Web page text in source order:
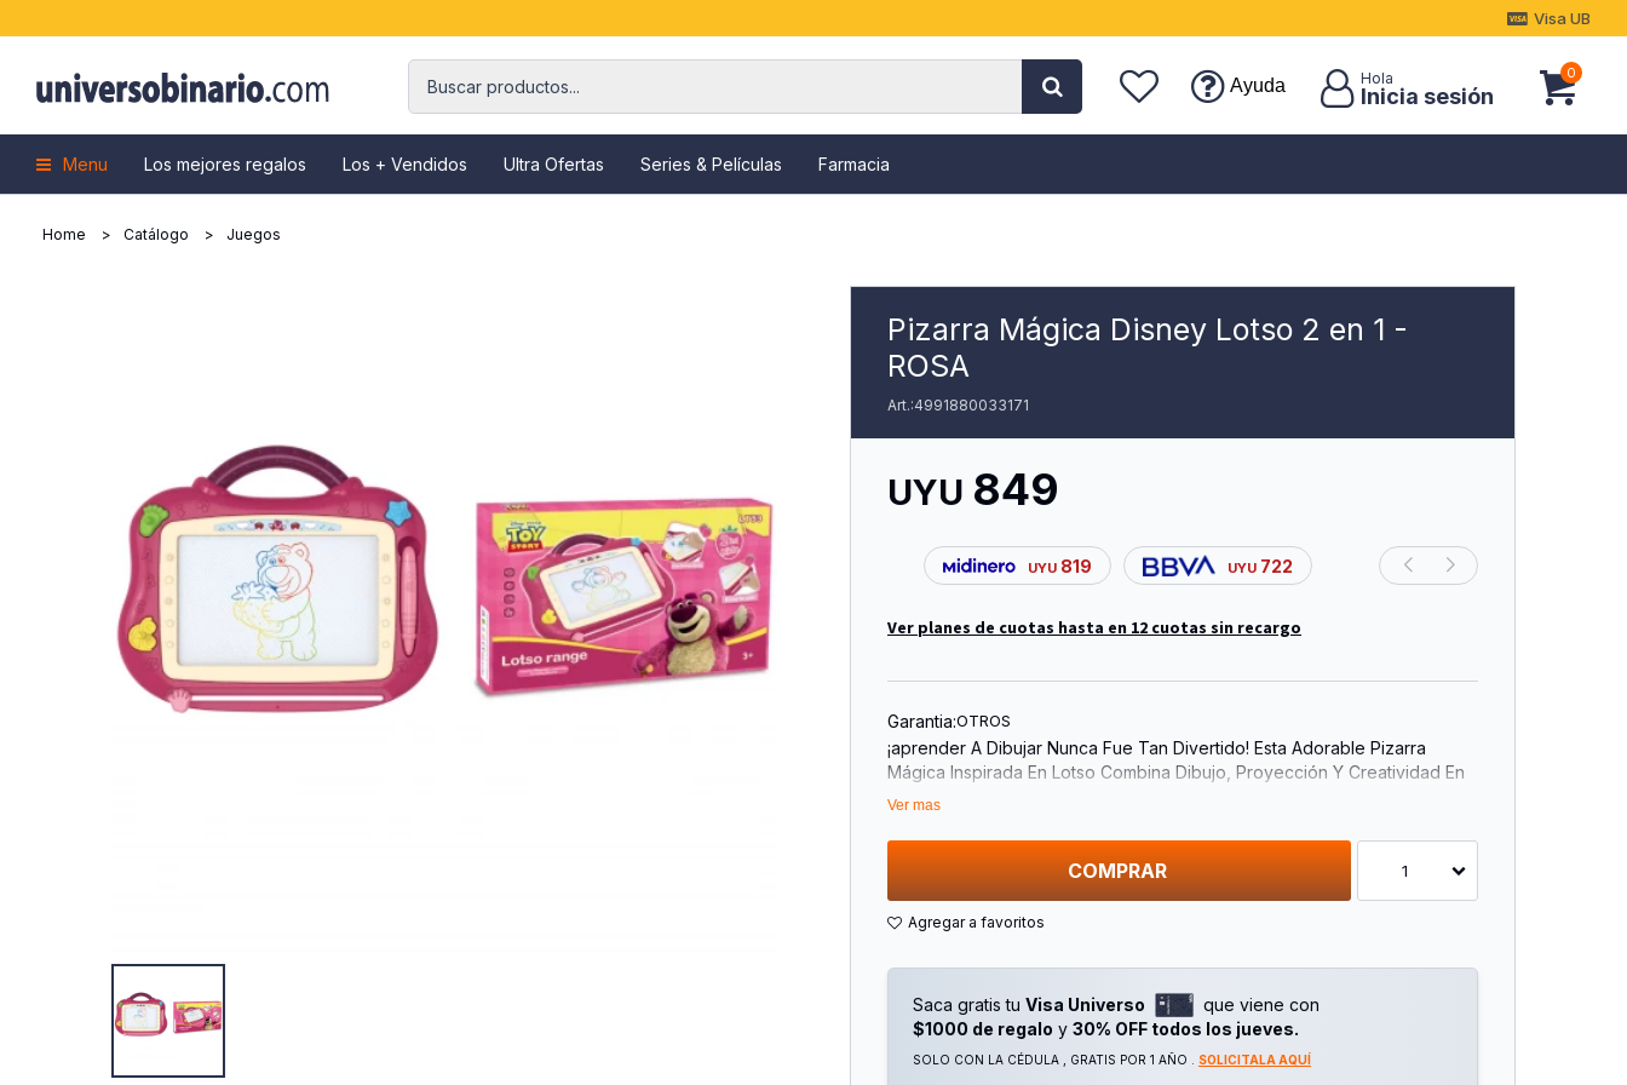
Menu Los mejores regalos Los + Vendidos Ultra Ofertas Series & Películas Farmacia
Ayuda
0
Visa UB
Home Catálogo Juegos
Pizarra Mágica Disney Lotso 2 en 1 -
ROSA
4991880033171
UYU 849
UYU 819 UYU 722
Ver planes de cuotas hasta en 12 cuotas sin recargo
Garantia:OTROS
¡aprender A Dibujar Nunca Fue Tan Divertido! Esta Adorable Pizarra
Mágica Inspirada En Lotso Combina Dibujo, Proyección Y Creatividad En
Un Solo Juguete Ideal Para Los Más Pequeños.
Gracias A Su Sistema 2 En 1 Con Proyector, Los Niños Pueden Proyectar
Imágenes Y Copiarlas Fácilmente, Estimulando La Imaginación, La
Personajes Favoritos De Disney.
Incluye 6 Diapositivas Para Proyectar Distintos Dibujos Y Crear Una
Experiencia Interactiva Y Entretenida. Su Diseño Portátil Con Manija
Permite Llevarla A Todos Lados Cómodamente.
? Características:
Ver mas
COMPRAR 1
Saca gratis tu Visa Universo
que viene con
$1000 de regalo y 30% OFF todos los jueves.
SOLO CON LA CÉDULA , GRATIS POR 1 AÑO . SOLICITALA AQUÍ